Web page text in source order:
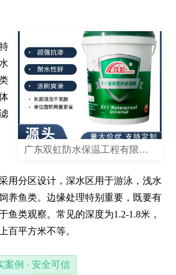
广东双虹防水保温工程有限公司
用分区设计，深水区用于游泳，浅水
养鱼类。边缘处理特别重要，既要有
鱼类观察。常见的深度为1.2-1.8米，
百平方米不等。
案例 · 安全可信